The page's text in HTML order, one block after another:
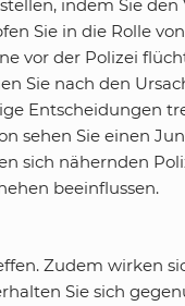
indem Sie
Sie in die Rolle
vor der Polizei
Sie nach den
Entscheidungen
sehen Sie einen
sich nähernden
beeinflussen.
Zudem wirken
Sie sich